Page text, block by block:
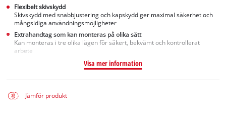
Flexibelt skivskydd
Skivskydd med snabbjustering och kapskydd ger maximal säkerhet och
mångsidiga användningsmöjligheter
Extrahandtag som kan monteras på olika sätt
Kan monteras i tre olika lägen för säkert, bekvämt och kontrollerat
arbete
Visa mer information
Jämför produkt